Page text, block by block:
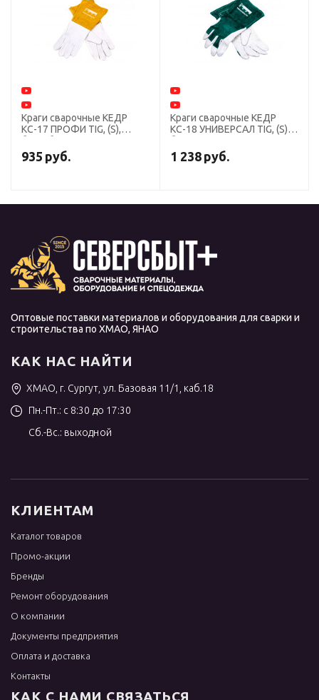
Краги сварочные КЕДР
КС-17 ПРОФИ TIG, (S),
935 руб.
Краги сварочные КЕДР
КС-18 УНИВЕРСАЛ TIG, (S),
1 238 руб.
Оптовые поставки материалов и оборудования для сварки и
строительства по ХМАО, ЯНАО
КАК НАС НАЙТИ
ХМАО, г. Сургут, ул. Базовая 11/1, каб.18
Пн.-Пт.: с 8:30 до 17:30
Сб.-Вс.: выходной
КЛИЕНТАМ
Каталог товаров
Промо-акции
Бренды
Ремонт оборудования
О компании
Документы предприятия
Оплата и доставка
Контакты
КАК С НАМИ СВЯЗАТЬСЯ